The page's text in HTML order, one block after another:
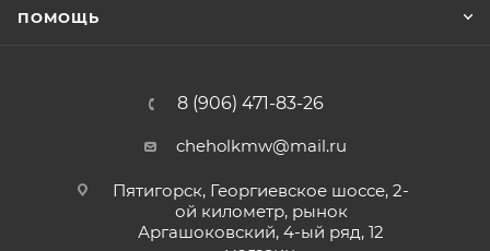
ПОМОЩЬ
8 (906) 471-83-26
cheholkmw@mail.ru
Пятигорск, Георгиевское шоссе, 2-
ой километр, рынок
Аргашоковский, 4-ый ряд, 12